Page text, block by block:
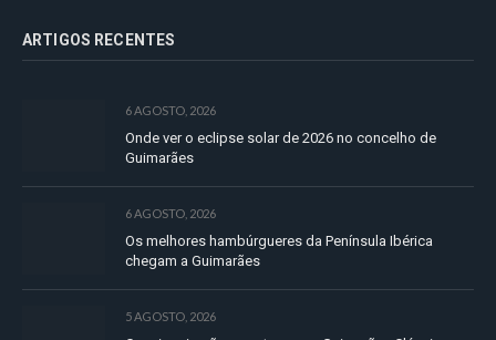
ARTIGOS RECENTES
6 AGOSTO, 2026
Onde ver o eclipse solar de 2026 no concelho de
Guimarães
6 AGOSTO, 2026
Os melhores hambúrgueres da Península Ibérica
chegam a Guimarães
5 AGOSTO, 2026